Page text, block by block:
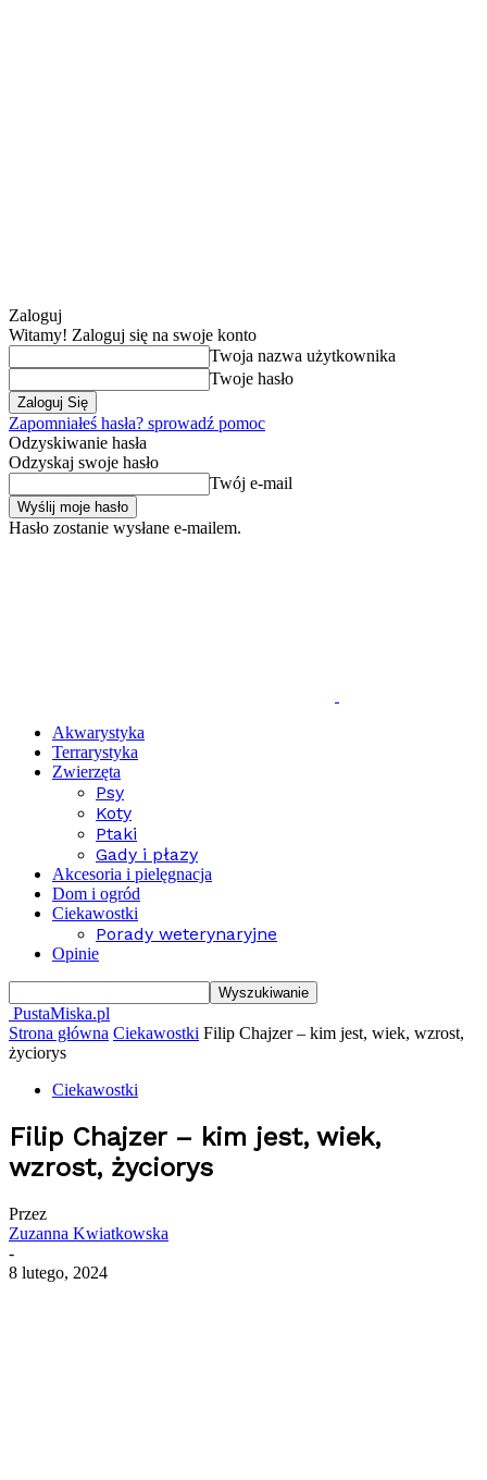
Zaloguj
Witamy! Zaloguj się na swoje konto
Twoja nazwa użytkownika
Twoje hasło
Zapomniałeś hasła? sprowadź pomoc
Odzyskiwanie hasła
Odzyskaj swoje hasło
Twój e-mail
Hasło zostanie wysłane e-mailem.
Akwarystyka
Terrarystyka
Zwierzęta
Psy
Koty
Ptaki
Gady i płazy
Akcesoria i pielęgnacja
Dom i ogród
Ciekawostki
Porady weterynaryjne
Opinie
PustaMiska.pl
Strona główna Ciekawostki Filip Chajzer – kim jest, wiek, wzrost,
życiorys
Ciekawostki
Filip Chajzer – kim jest, wiek,
wzrost, życiorys
Przez
Zuzanna Kwiatkowska
-
8 lutego, 2024